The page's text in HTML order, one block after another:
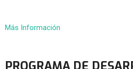
Más Información